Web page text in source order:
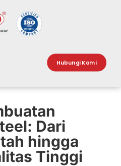
Hubungi Kami
Dari
hingga
Tinggi